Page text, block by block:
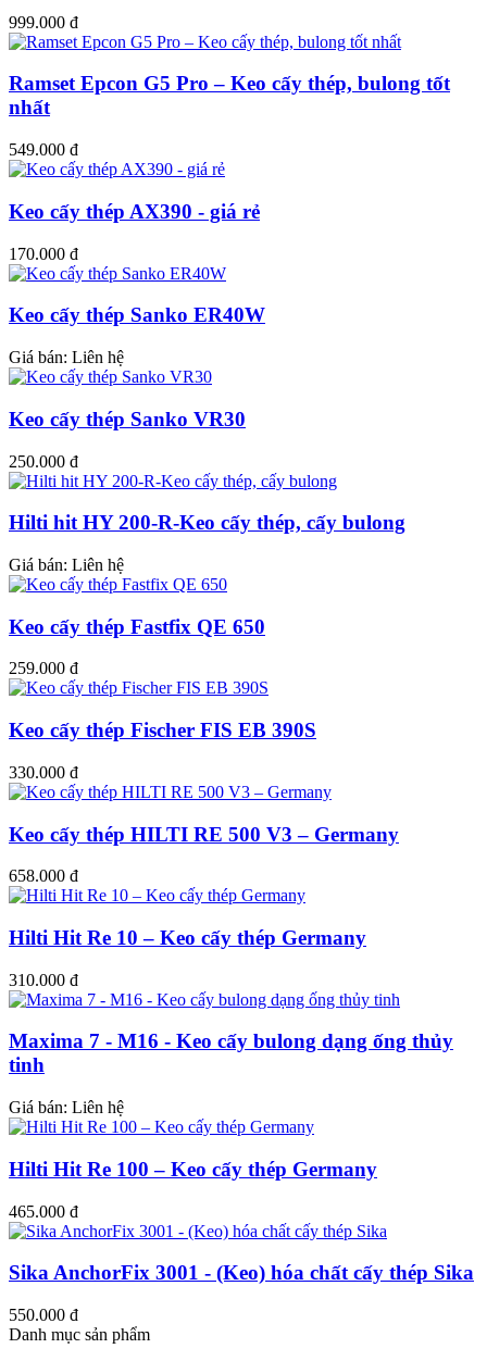
999.000 đ
Ramset Epcon G5 Pro – Keo cấy thép, bulong tốt
nhất
549.000 đ
Keo cấy thép AX390 - giá rẻ
170.000 đ
Keo cấy thép Sanko ER40W
Giá bán: Liên hệ
Keo cấy thép Sanko VR30
250.000 đ
Hilti hit HY 200-R-Keo cấy thép, cấy bulong
Giá bán: Liên hệ
Keo cấy thép Fastfix QE 650
259.000 đ
Keo cấy thép Fischer FIS EB 390S
330.000 đ
Keo cấy thép HILTI RE 500 V3 – Germany
658.000 đ
Hilti Hit Re 10 – Keo cấy thép Germany
310.000 đ
Maxima 7 - M16 - Keo cấy bulong dạng ống thủy
tinh
Giá bán: Liên hệ
Hilti Hit Re 100 – Keo cấy thép Germany
465.000 đ
Sika AnchorFix 3001 - (Keo) hóa chất cấy thép Sika
550.000 đ
Danh mục sản phẩm